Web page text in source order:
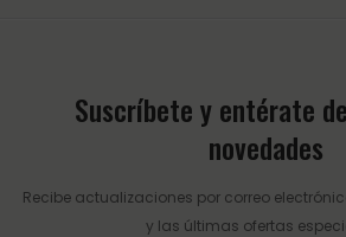
Suscríbete y entérate
novedades
Recibe actualizaciones por correo
y las últimas ofertas